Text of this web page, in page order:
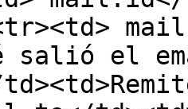
salió el